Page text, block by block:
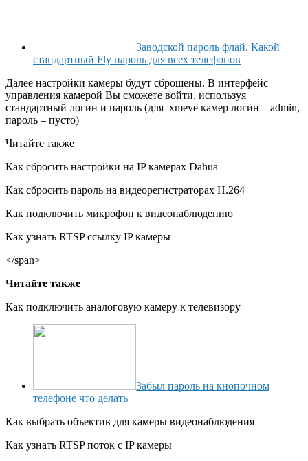
Заводской пароль флай. Какой
стандартный Fly пароль для всех телефонов
Далее настройки камеры будут сброшены. В интерфейс
управления камерой Вы сможете войти, используя
стандартный логин и пароль (для xmeye камер логин – admin,
пароль – пусто)
Читайте также
Как сбросить настройки на IP камерах Dahua
Как сбросить пароль на видеорегистраторах H.264
Как подключить микрофон к видеонаблюдению
Как узнать RTSP ссылку IP камеры
</span>
Читайте также
Как подключить аналоговую камеру к телевизору
Забыл пароль на кнопочном
телефоне что делать
Как выбрать объектив для камеры видеонаблюдения
Как узнать RTSP поток с IP камеры